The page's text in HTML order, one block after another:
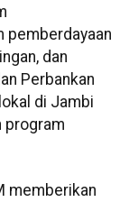
pemberdayaan
dan
Perbankan
di Jambi
program
memberikan